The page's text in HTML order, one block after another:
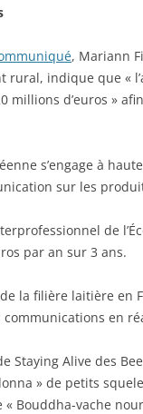
, Mariann
rural, indique que «
millions d’euros »
s’engage à
sur les
de
par an sur 3 ans.
la filière laitière en
en
Staying Alive des
» de petits
Bouddha-vache